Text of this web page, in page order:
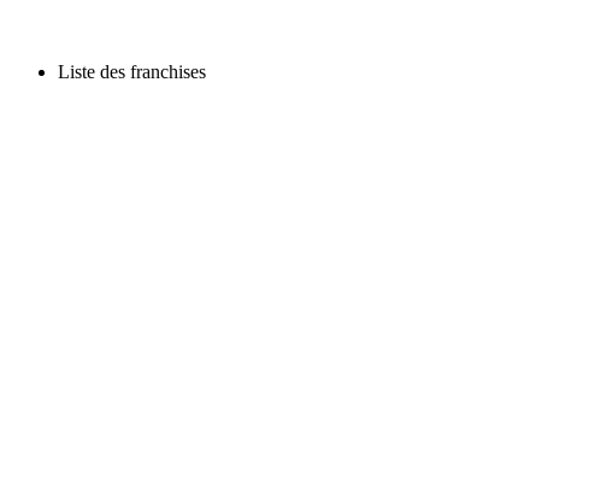
Liste des franchises